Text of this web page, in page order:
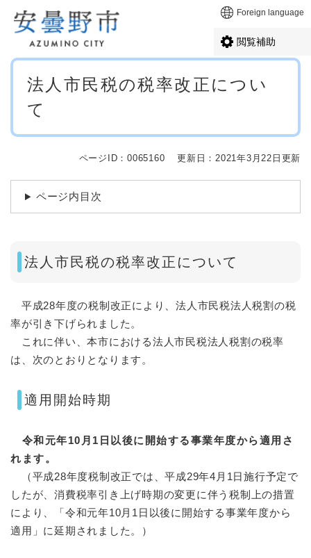
メニューを飛ばして本文へ Foreign language
閲覧補助
本
法人市民税の税率改正につい
て
ページID：0065160 更新日：2021年3月22日更新
ページ内目次
法人市民税の税率改正について
平成28年度の税制改正により、法人市民税法人税割の税
率が引き下げられました。
これに伴い、本市における法人市民税法人税割の税率
は、次のとおりとなります。
適用開始時期
令和元年10月1日以後に開始する事業年度から適用さ
れます。
（平成28年度税制改正では、平成29年4月1日施行予定で
したが、消費税率引き上げ時期の変更に伴う税制上の措置
により、「令和元年10月1日以後に開始する事業年度から
適用」に延期されました。）